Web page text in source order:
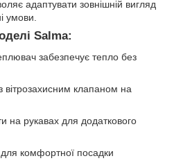
адаптувати зовнішній вигляд
умови.
Salma:
забезпечує тепло без
вітрозахисним клапаном на
на рукавах для додаткового
комфортної посадки